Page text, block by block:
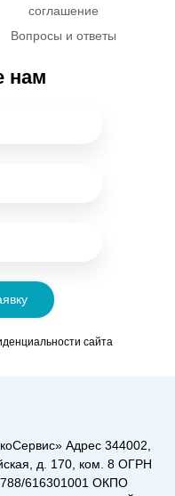
соглашение
Вопросы и ответы
нам
сайта
Адрес 344002,
д. 170, ком. 8 ОГРН
616301001 ОКПО